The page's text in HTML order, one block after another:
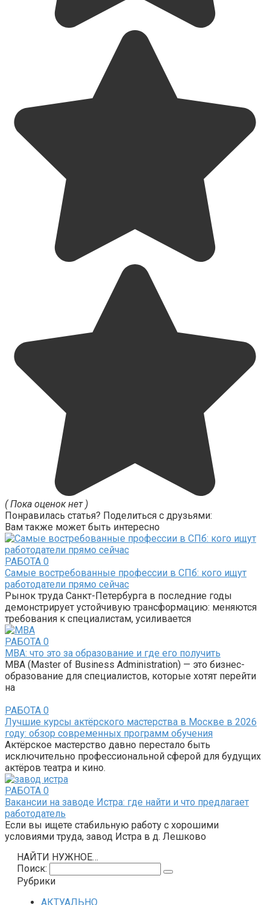
( Пока оценок нет )
Понравилась статья? Поделиться с друзьями:
Вам также может быть интересно
РАБОТА 0
Самые востребованные профессии в СПб: кого ищут
работодатели прямо сейчас
Рынок труда Санкт-Петербурга в последние годы
демонстрирует устойчивую трансформацию: меняются
требования к специалистам, усиливается
РАБОТА 0
MBA: что это за образование и где его получить
MBA (Master of Business Administration) — это бизнес-
образование для специалистов, которые хотят перейти
на
РАБОТА 0
Лучшие курсы актёрского мастерства в Москве в 2026
году: обзор современных программ обучения
Актёрское мастерство давно перестало быть
исключительно профессиональной сферой для будущих
актёров театра и кино.
РАБОТА 0
Вакансии на заводе Истра: где найти и что предлагает
работодатель
Если вы ищете стабильную работу с хорошими
условиями труда, завод Истра в д. Лешково
НАЙТИ НУЖНОЕ…
Поиск:
Рубрики
АКТУАЛЬНО